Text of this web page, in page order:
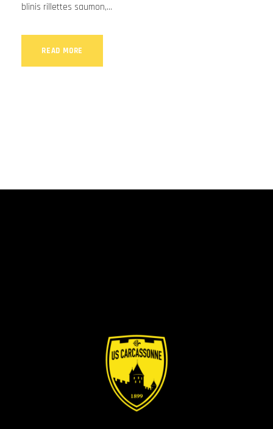
blinis rillettes saumon,...
READ MORE